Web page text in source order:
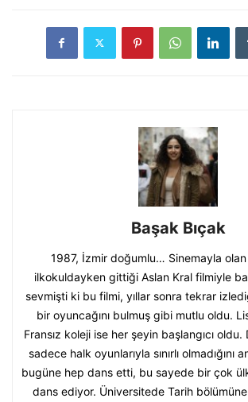
Başak Bıçak
1987, İzmir doğumlu… Sinemayla olan
ilkokuldayken gittiği Aslan Kral filmiyle
sevmişti ki bu filmi, yıllar sonra tekrar
bir oyuncağını bulmuş gibi mutlu oldu.
Fransız koleji ise her şeyin başlangıcı
sadece halk oyunlarıyla sınırlı olmadığını
bugüne hep dans etti, bu sayede bir çok
dans ediyor. Üniversitede Tarih